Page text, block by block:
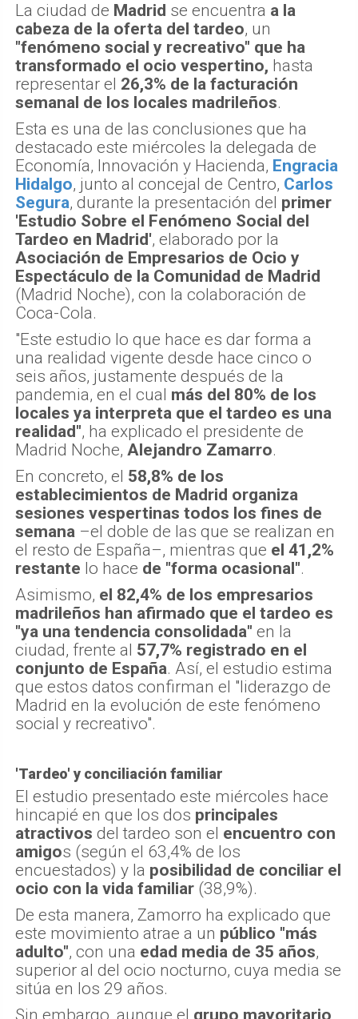
La ciudad de Madrid se encuentra a la
cabeza de la oferta del tardeo, un
"fenómeno social y recreativo" que ha
transformado el ocio vespertino, hasta
representar el 26,3% de la facturación
semanal de los locales madrileños.
Esta es una de las conclusiones que ha
destacado este miércoles la delegada de
Economía, Innovación y Hacienda, Engracia
Hidalgo, junto al concejal de Centro, Carlos
Segura, durante la presentación del primer
'Estudio Sobre el Fenómeno Social del
Tardeo en Madrid', elaborado por la
Asociación de Empresarios de Ocio y
Espectáculo de la Comunidad de Madrid
(Madrid Noche), con la colaboración de
Coca-Cola.
"Este estudio lo que hace es dar forma a
una realidad vigente desde hace cinco o
seis años, justamente después de la
pandemia, en el cual más del 80% de los
locales ya interpreta que el tardeo es una
realidad", ha explicado el presidente de
Madrid Noche, Alejandro Zamarro.
En concreto, el 58,8% de los
establecimientos de Madrid organiza
sesiones vespertinas todos los fines de
semana –el doble de las que se realizan en
el resto de España–, mientras que el 41,2%
restante lo hace de "forma ocasional".
Asimismo, el 82,4% de los empresarios
madrileños han afirmado que el tardeo es
"ya una tendencia consolidada" en la
ciudad, frente al 57,7% registrado en el
conjunto de España. Así, el estudio estima
que estos datos confirman el "liderazgo de
Madrid en la evolución de este fenómeno
social y recreativo".
'Tardeo' y conciliación familiar
El estudio presentado este miércoles hace
hincapié en que los dos principales
atractivos del tardeo son el encuentro con
amigos (según el 63,4% de los
encuestados) y la posibilidad de conciliar el
ocio con la vida familiar (38,9%).
De esta manera, Zamorro ha explicado que
este movimiento atrae a un público "más
adulto", con una edad media de 35 años,
superior al del ocio nocturno, cuya media se
sitúa en los 29 años.